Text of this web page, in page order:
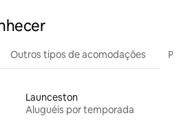
Outros tipos de acomodações
Launceston
Aluguéis por temporada